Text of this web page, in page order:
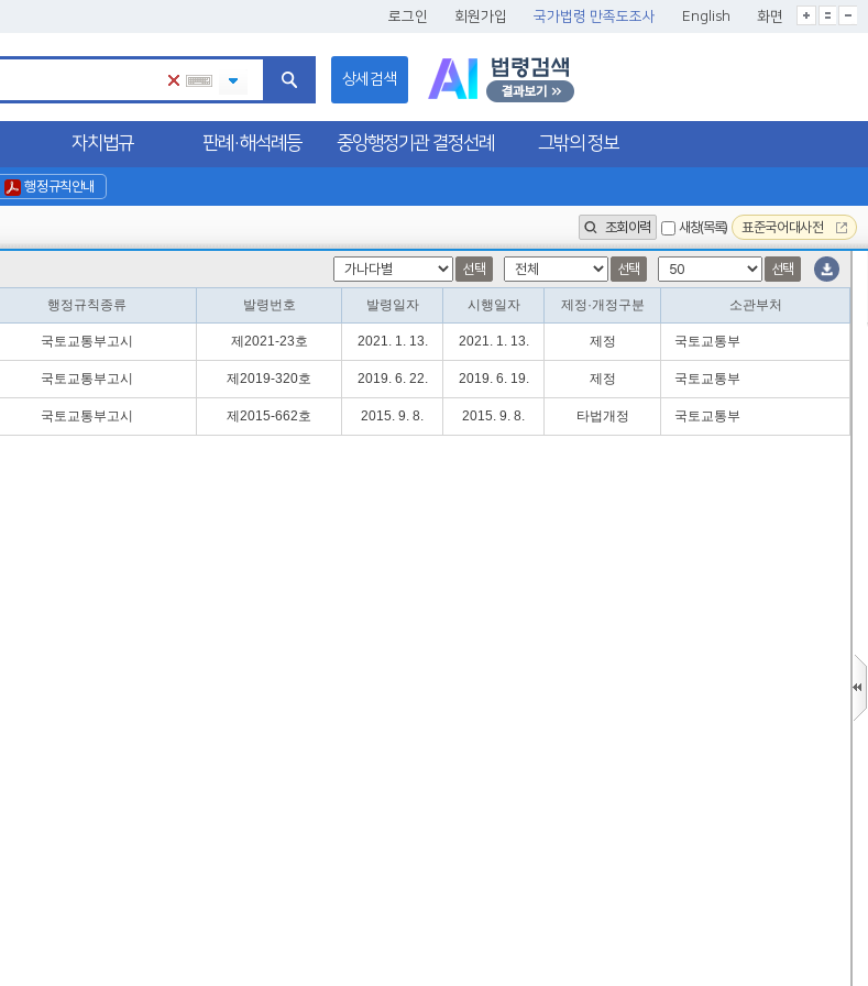
로그인 회원가입 국가법령 만족도조사 English 화면
글씨크기확대
글씨크기확대초기화
글씨크기축소
상세검색
행정규칙안내
자치법규 판례·해석례등 중앙행정기관 결정선례 그밖의 정보
조회이력 새창(목록) 표준국어대사전
선택 선택 선택
행정규칙종류 발령번호 발령일자 시행일자 제정·개정구분 소관부처
국토교통부고시 제2021-23호 2021. 1. 13. 2021. 1. 13. 제정 국토교통부
국토교통부고시 제2019-320호 2019. 6. 22. 2019. 6. 19. 제정 국토교통부
국토교통부고시 제2015-662호 2015. 9. 8. 2015. 9. 8. 타법개정 국토교통부